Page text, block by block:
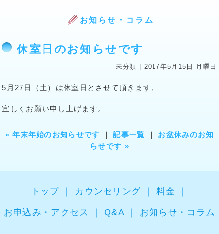
お知らせ・コラム
休室日のお知らせです
未分類 2017年5月15日 月曜日
5月27日（土）は休室日とさせて頂きます。
宜しくお願い申し上げます。
« 年末年始のお知らせです 記事一覧
お盆休みのお知
らせです »
トップ カウンセリング 料金
お申込み・アクセス Q&A お知らせ・コラム